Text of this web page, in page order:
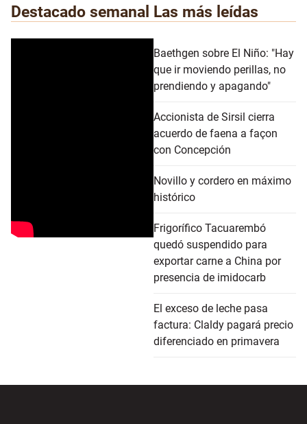
Destacado semanal Las más leídas
Baethgen sobre El Niño: "Hay
que ir moviendo perillas, no
prendiendo y apagando"
Accionista de Sirsil cierra
acuerdo de faena a façon
con Concepción
Novillo y cordero en máximo
histórico
Frigorífico Tacuarembó
quedó suspendido para
exportar carne a China por
presencia de imidocarb
El exceso de leche pasa
factura: Claldy pagará precio
diferenciado en primavera